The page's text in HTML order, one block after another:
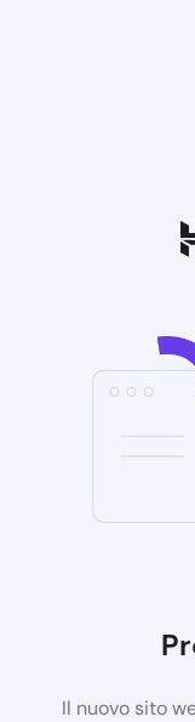
Il nuovo sito